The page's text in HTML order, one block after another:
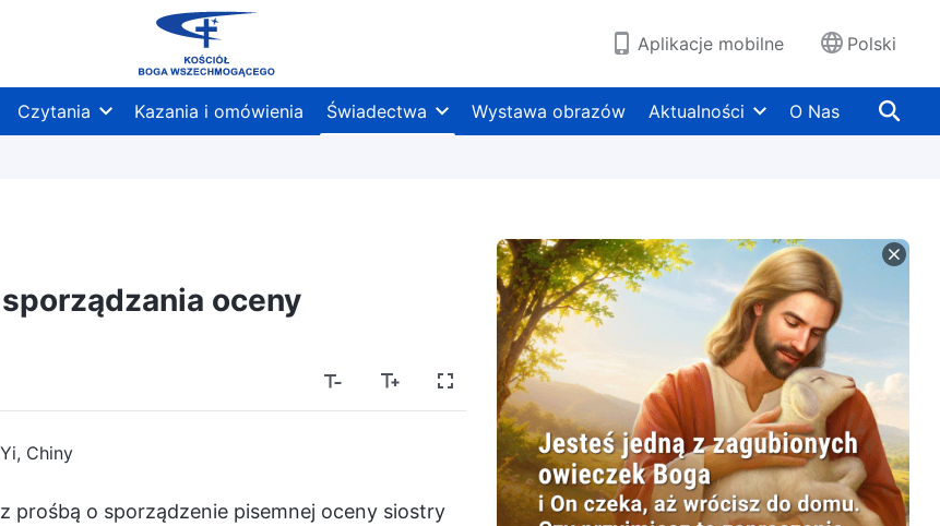
Aplikacje mobilne Polski
Czytania Kazania i omówienia Świadectwa Wystawa obrazów Aktualności O Nas
oceny
Chiny
prośbą o sporządzenie pisemnej oceny siostry